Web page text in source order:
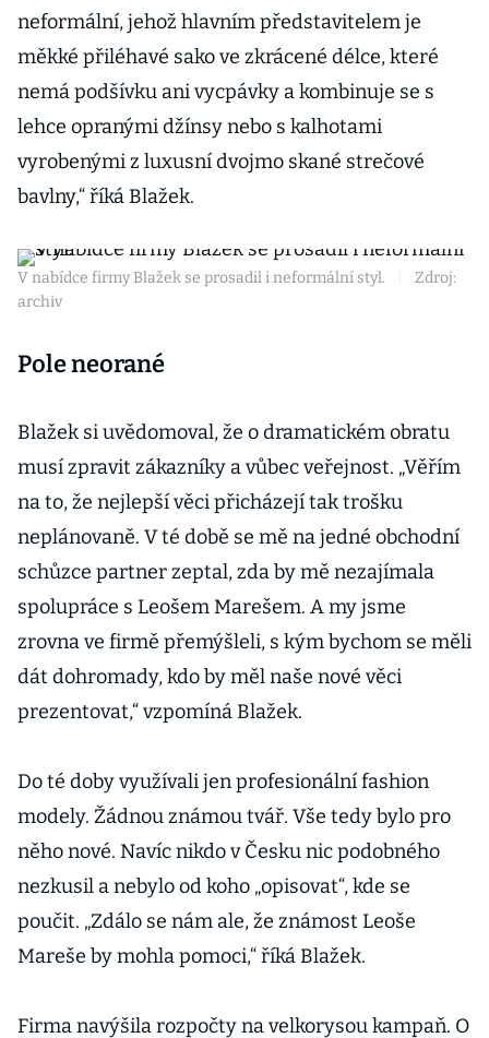
neformální, jehož hlavním představitelem je
měkké přiléhavé sako ve zkrácené délce, které
nemá podšívku ani vycpávky a kombinuje se s
lehce opranými džínsy nebo s kalhotami
vyrobenými z luxusní dvojmo skané strečové
bavlny,“ říká Blažek.
V nabídce firmy Blažek se prosadil i neformální styl.
Zdroj:
archiv
Pole neorané
Blažek si uvědomoval, že o dramatickém obratu
musí zpravit zákazníky a vůbec veřejnost. „Věřím
na to, že nejlepší věci přicházejí tak trošku
neplánovaně. V té době se mě na jedné obchodní
schůzce partner zeptal, zda by mě nezajímala
spolupráce s Leošem Marešem. A my jsme
zrovna ve firmě přemýšleli, s kým bychom se měli
dát dohromady, kdo by měl naše nové věci
prezentovat,“ vzpomíná Blažek.
Do té doby využívali jen profesionální fashion
modely. Žádnou známou tvář. Vše tedy bylo pro
něho nové. Navíc nikdo v Česku nic podobného
nezkusil a nebylo od koho „opisovat“, kde se
poučit. „Zdálo se nám ale, že známost Leoše
Mareše by mohla pomoci,“ říká Blažek.
Firma navýšila rozpočty na velkorysou kampaň. O